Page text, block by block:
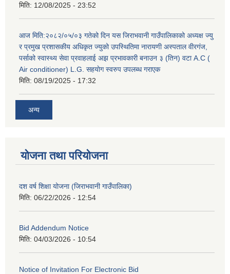
मिति: 12/08/2025 - 23:52
आज मिति:२०८२/०५/०३ गतेको दिन यस जिराभवानी गाउँपालिकाको अध्यक्ष ज्यु
र प्रमुख प्रशासकीय अधिकृत ज्युको उपस्थितिमा नारायणी अस्पताल वीरगंज,
पर्साको स्वास्थ्य सेवा प्रवाहलाई अझ प्रभावकारी बनाउन ३ (तिन) वटा A.C (
Air conditioner) L.G. सहयाेग स्वरुप उपलब्ध गराएक
मिति: 08/19/2025 - 17:32
अन्य
योजना तथा परियोजना
दश वर्ष शिक्षा योजना (जिराभवानी गाउँपालिका)
मिति: 06/22/2026 - 12:54
Bid Addendum Notice
मिति: 04/03/2026 - 10:54
Notice of Invitation For Electronic Bid